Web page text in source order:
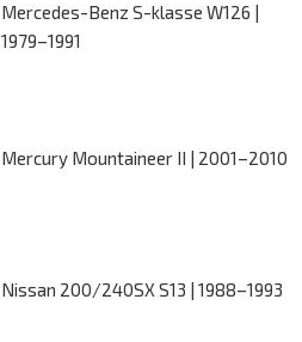
Mercedes-Benz S-klasse W126 |
1979–1991
Mercury Mountaineer II | 2001–2010
Nissan 200/240SX S13 | 1988–1993